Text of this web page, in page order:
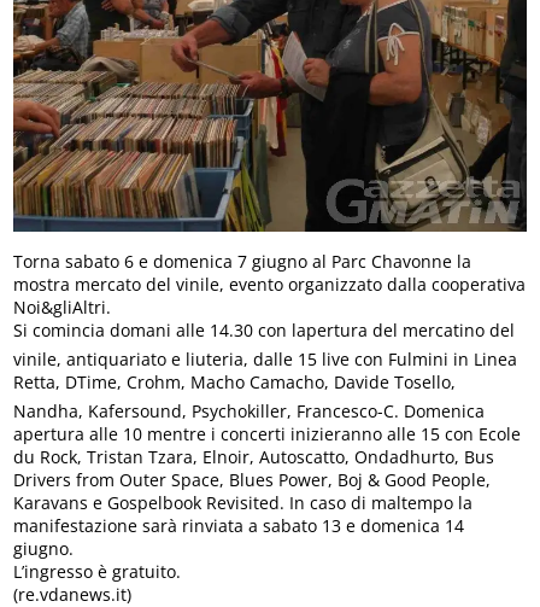
Torna sabato 6 e domenica 7 giugno al Parc Chavonne la
mostra mercato del vinile, evento organizzato dalla cooperativa
Noi&gliAltri.
Si comincia domani alle 14.30 con lapertura del mercatino del
vinile, antiquariato e liuteria, dalle 15 live con Fulmini in Linea
Retta, DTime, Crohm, Macho Camacho, Davide Tosello,
Nandha, Kafersound, Psychokiller, Francesco-C. Domenica
apertura alle 10 mentre i concerti inizieranno alle 15 con Ecole
du Rock, Tristan Tzara, Elnoir, Autoscatto, Ondadhurto, Bus
Drivers from Outer Space, Blues Power, Boj & Good People,
Karavans e Gospelbook Revisited. In caso di maltempo la
manifestazione sarà rinviata a sabato 13 e domenica 14
giugno.
L’ingresso è gratuito.
(re.vdanews.it)